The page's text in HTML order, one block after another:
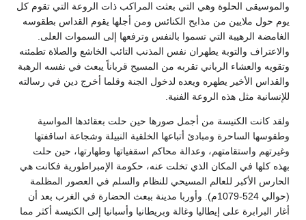
والموسيقى الحلوة وهي التي بعثت المراكب ذات الروعة التي تقوم كل
يوم حول ملايين من مذابح الكنائس ومن أجلها يقوم القداس بطقوسه
الغامضة الرهيبة التي تسموا بالنفس وترفعها إلى السموات العلى.
والاعتراف والتوبة يطهران نفس المذنب التائب الخاشع والصلاة تطمئنه
وتقويه والعشاء الرباني تقربه من المسيح قرباناً يبعث في نفسه الرهبة
والقداس الأخير يطهره ويعده لدخول الجنة وقلما أخرج دين في رسالته
للإنسانية مثل هذه الروعة الفنية.
ولقد كانت الكنيسة من أجمل صورها حين حلت بعقائدها المواسية
وطقوسها الساحرة ومبادئ أتباعها الخلقية النبيلة وشجاعة اساقفتها
وغيرتهم واستقامتهم، وعدالة محاكم اسقفياتها وطهارتها، حين حلت
بهذه كلها في المكان الذي تخلت عنه، حكومة الإمبراطورية فكانت هي
الحارس الأكبر للعالم المسيحي للنظام والسلم في العصور المظلمة
(حوالي 524-1079م). وأوربا مدينة ببعث الحضارة في الغرب بعد أن
أغار البرابرة على إيطاليا وغالة وبريطانيا وأسبانيا إلى الكنيسة أكثر مما